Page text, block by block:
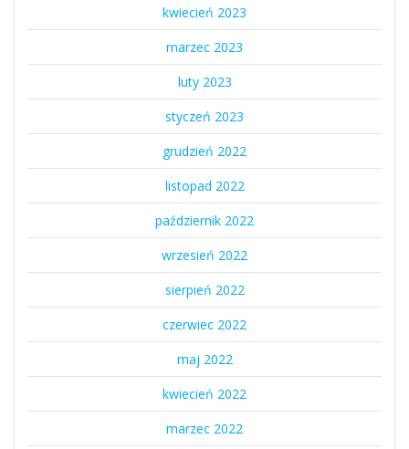
kwiecień 2023
marzec 2023
luty 2023
styczeń 2023
grudzień 2022
listopad 2022
październik 2022
wrzesień 2022
sierpień 2022
czerwiec 2022
maj 2022
kwiecień 2022
marzec 2022